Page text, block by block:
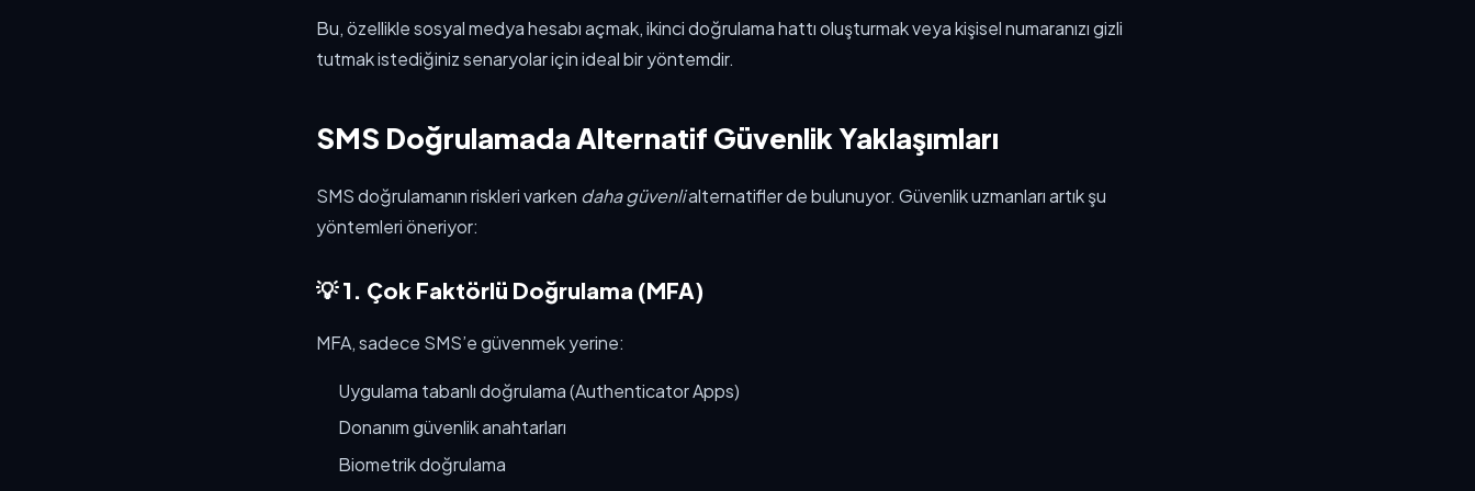
Bu, özellikle sosyal medya hesabı açmak, ikinci doğrulama hattı oluşturmak veya kişisel numaranızı gizli
tutmak istediğiniz senaryolar için ideal bir yöntemdir.
SMS Doğrulamada Alternatif Güvenlik Yaklaşımları
SMS doğrulamanın riskleri varken daha güvenlialternatifler de bulunuyor. Güvenlik uzmanları artık şu
yöntemleri öneriyor:
💡 1. Çok Faktörlü Doğrulama (MFA)
MFA, sadece SMS’e güvenmek yerine:
Uygulama tabanlı doğrulama (Authenticator Apps)
Donanım güvenlik anahtarları
Biometrik doğrulama